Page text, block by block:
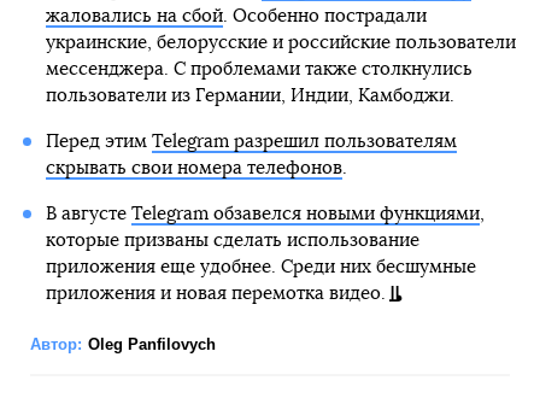
жаловались на сбой. Особенно пострадали
украинские, белорусские и российские пользователи
мессенджера. С проблемами также столкнулись
пользователи из Германии, Индии, Камбоджи.
Перед этим Telegram разрешил пользователям
скрывать свои номера телефонов.
В августе Telegram обзавелся новыми функциями,
которые призваны сделать использование
приложения еще удобнее. Среди них бесшумные
приложения и новая перемотка видео.
Автор: Oleg Panfilovych